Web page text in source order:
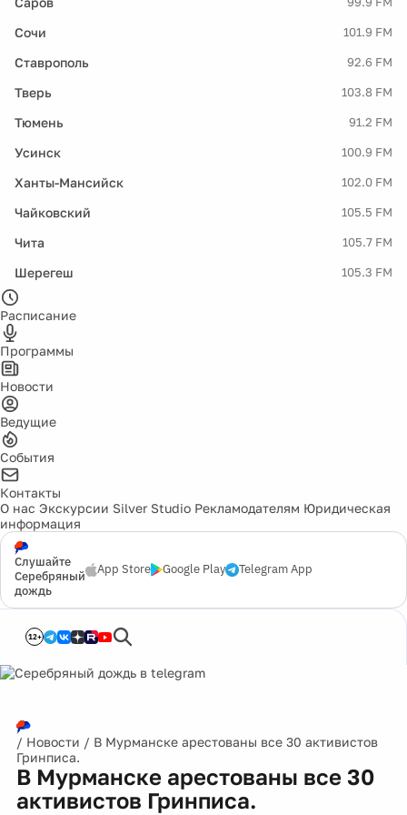
Сочи 101.9 FM
Ставрополь 92.6 FM
Тверь 103.8 FM
Тюмень 91.2 FM
Усинск 100.9 FM
Ханты-Мансийск 102.0 FM
Чайковский 105.5 FM
Чита 105.7 FM
Шерегеш 105.3 FM
Расписание
Программы
Новости
Ведущие
События
Контакты
О нас Экскурсии Silver Studio Рекламодателям Юридическая
информация
Слушайте
Серебряный
дождь
App Store Google Play Telegram App
12+
/ Новости / В Мурманске арестованы все 30 активистов
Гринписа.
В Мурманске арестованы все 30
активистов Гринписа.